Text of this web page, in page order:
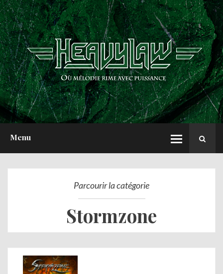
Menu
ACCUEIL
NEWS
CHRONIQUES
INTERVIEWS
REPORTS
A PROPOS
Parcourir la catégorie
Stormzone